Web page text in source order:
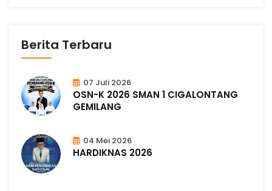
Berita Terbaru
07 Juli 2026
OSN-K 2026 SMAN 1 CIGALONTANG
GEMILANG
04 Mei 2026
HARDIKNAS 2026